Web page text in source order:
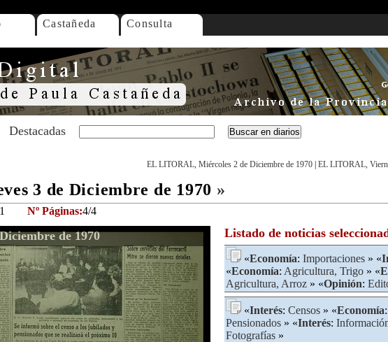
Castañeda Consulta
Destacadas
EL LITORAL, Miércoles 2 de Diciembre de 1970 EL LITORAL,
3 de Diciembre de 1970 »
Nº Páginas:4/4
de 1970 Listado de noticias
«Economía: Importaciones » «
«Economía: Agricultura, Trigo » «
Agricultura, Arroz » «Opinión:
«Interés: Censos » «Economía:
Pensionados » «Interés:
Fotografías »